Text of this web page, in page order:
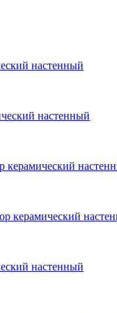
настенный
настенный
керамический
керамический
настенный